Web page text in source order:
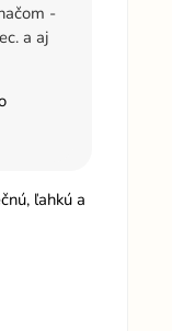
-
a aj
ľahkú a